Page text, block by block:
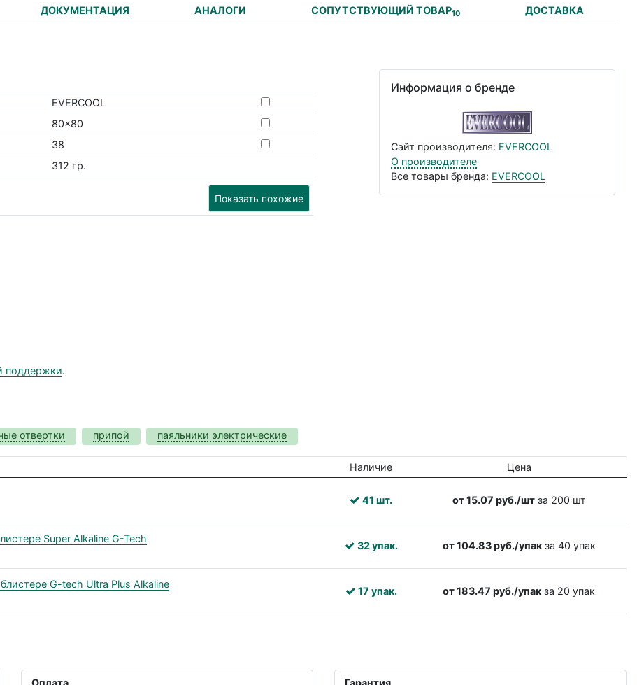
ДОКУМЕНТАЦИЯ АНАЛОГИ СОПУТСТВУЮЩИЙ ТОВАР10 ДОСТАВКА
EVERCOOL
80x80
38
312 гр.
Показать похожие
Информация о бренде
Сайт производителя: EVERCOOL
О производителе
Все товары бренда: EVERCOOL
поддержки.
отвертки припой паяльники электрические
Наличие Цена
41 шт. от 15.07 руб./штза 200 шт
Super Alkaline G-Tech
32 упак. от 104.83 руб./упакза 40 упак
G-tech Ultra Plus Alkaline
17 упак. от 183.47 руб./упак за 20 упак
Оплата Гарантия